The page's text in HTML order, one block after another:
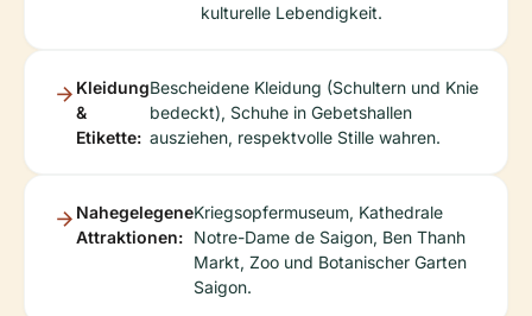
kulturelle Lebendigkeit.
Kleidung
&
Etikette:
Bescheidene Kleidung (Schultern und Knie
bedeckt), Schuhe in Gebetshallen
ausziehen, respektvolle Stille wahren.
Nahegelegene
Attraktionen:
Kriegsopfermuseum, Kathedrale
Notre-Dame de Saigon, Ben Thanh
Markt, Zoo und Botanischer Garten
Saigon.